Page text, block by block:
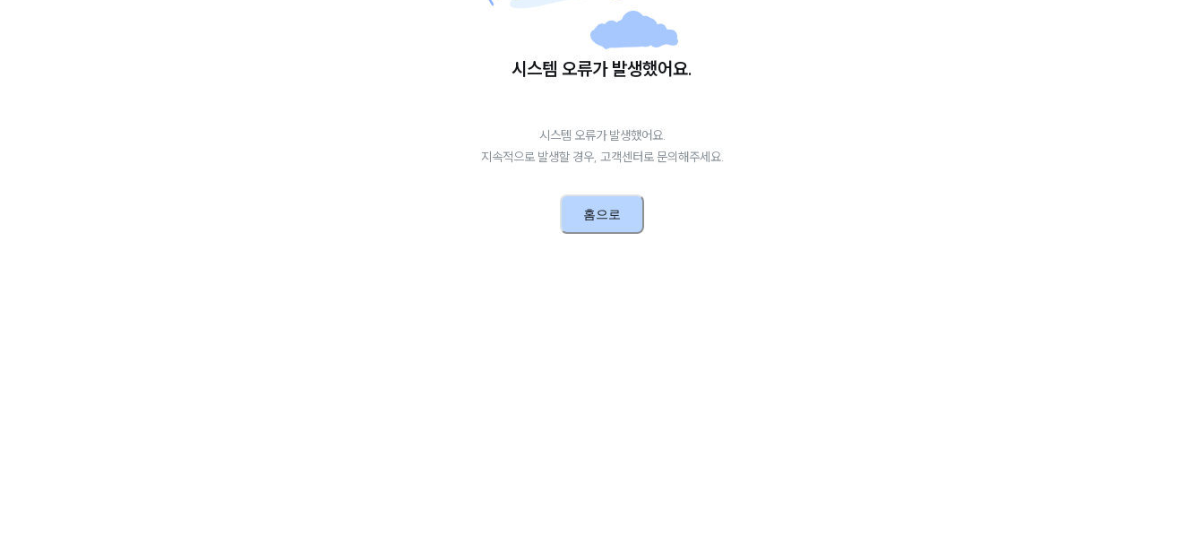
시스템 오류가 발생했어요.
시스템 오류가 발생했어요.
지속적으로 발생할 경우, 고객센터로 문의해주세요.
홈으로